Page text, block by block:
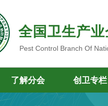
全国卫生产
Pest Control Branch Of
了解分会 创卫专栏